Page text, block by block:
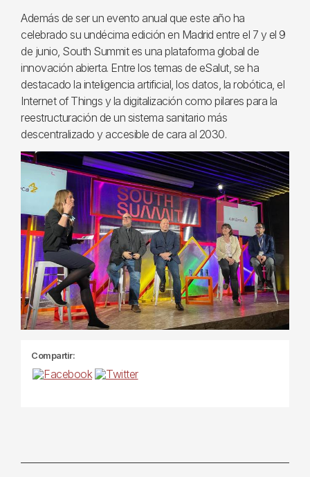
Además de ser un evento anual que este año ha
celebrado su undécima edición en Madrid entre el 7 y el 9
de junio, South Summit es una plataforma global de
innovación abierta. Entre los temas de eSalut, se ha
destacado la inteligencia artificial, los datos, la robótica, el
Internet of Things y la digitalización como pilares para la
reestructuración de un sistema sanitario más
descentralizado y accesible de cara al 2030.
Compartir: